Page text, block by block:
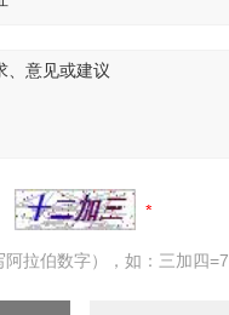
拉伯数字），如：三加四=7